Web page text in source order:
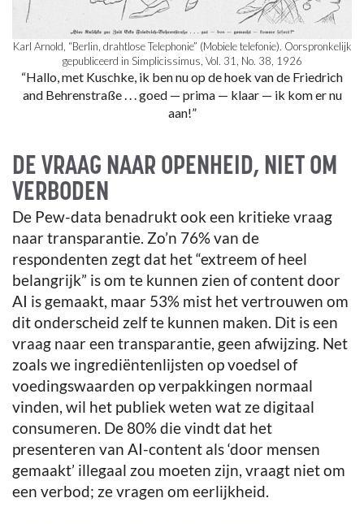
Karl Arnold, “Berlin, drahtlose Telephonie” (Mobiele telefonie). Oorspronkelijk
gepubliceerd in Simplicissimus, Vol. 31, No. 38, 1926
“Hallo, met Kuschke, ik ben nu op de hoek van de Friedrich
and Behrenstraße . . . goed — prima — klaar — ik kom er nu
aan!”
DE VRAAG NAAR OPENHEID, NIET OM
VERBODEN
De Pew-data benadrukt ook een kritieke vraag
naar transparantie. Zo’n 76% van de
respondenten zegt dat het “extreem of heel
belangrijk” is om te kunnen zien of content door
AI is gemaakt, maar 53% mist het vertrouwen om
dit onderscheid zelf te kunnen maken. Dit is een
vraag naar een transparantie, geen afwijzing. Net
zoals we ingrediëntenlijsten op voedsel of
voedingswaarden op verpakkingen normaal
vinden, wil het publiek weten wat ze digitaal
consumeren. De 80% die vindt dat het
presenteren van AI-content als ‘door mensen
gemaakt’ illegaal zou moeten zijn, vraagt niet om
een verbod; ze vragen om eerlijkheid.